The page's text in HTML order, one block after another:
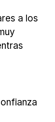
a los